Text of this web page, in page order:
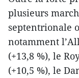
plusieurs
septentrionale
notamment
(+13,8 %), le
(+10,5 %), le